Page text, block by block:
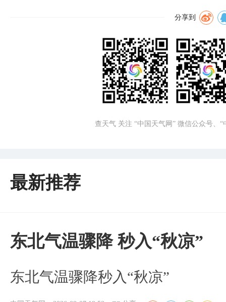
分享到
查天气 关注 “中国天气网” 微信公众号、
最新推荐
东北气温骤降 秒入“秋凉”
东北气温骤降秒入“秋凉”